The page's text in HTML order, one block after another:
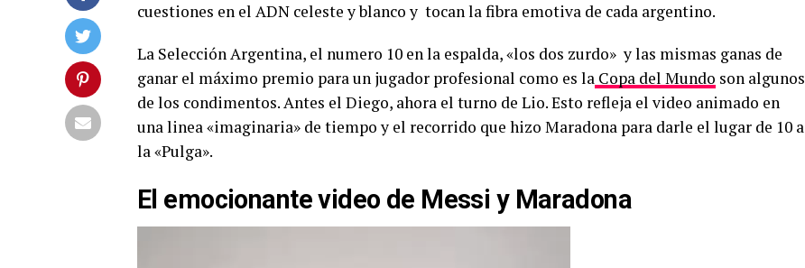
cuestiones en el ADN celeste y blanco y tocan la fibra emotiva de cada argentino.
La Selección Argentina, el numero 10 en la espalda, «los dos zurdo» y las mismas ganas de
ganar el máximo premio para un jugador profesional como es la Copa del Mundo son algunos
de los condimentos. Antes el Diego, ahora el turno de Lio. Esto refleja el video animado en
una linea «imaginaria» de tiempo y el recorrido que hizo Maradona para darle el lugar de 10 a
la «Pulga».
El emocionante video de Messi y Maradona